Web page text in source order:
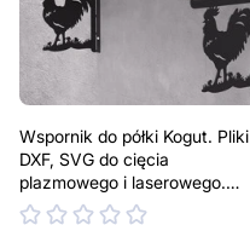
Wspornik do półki Kogut. Pliki
DXF, SVG do cięcia
plazmowego i laserowego.
Uchwyt do półki